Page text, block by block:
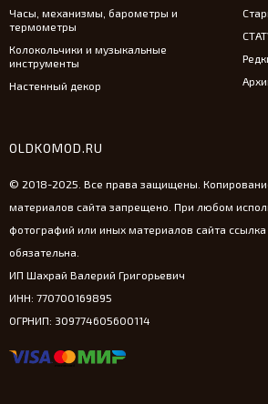
Часы, механизмы, барометры и
термометры
Колокольчики и музыкальные
инструменты
Настенный декор
OLDKOMOD.RU
© 2018-2025. Все права защищены.
материалов сайта запрещено. При любом
фотографий или иных материалов сайта
обязательна.
ИП Шахрай Валерий Григорьевич
ИНН: 770700169895
ОГРНИП: 309774605600114